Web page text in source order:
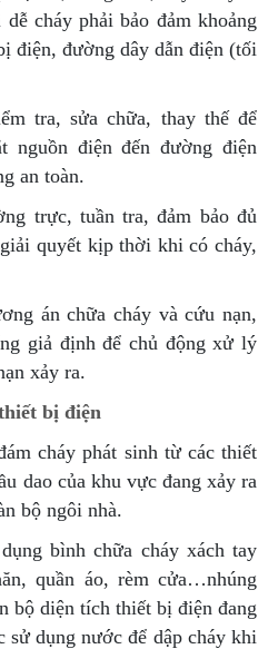
cháy phải bảo đảm khoảng
điện, đường dây dẫn điện (tối
tra, sửa chữa, thay thế để
nguồn điện đến đường điện
an toàn.
trực, tuần tra, đảm bảo đủ
quyết kịp thời khi có cháy,
án chữa cháy và cứu nạn,
giả định để chủ động xử lý
xảy ra.
bị điện
cháy phát sinh từ các thiết
dao của khu vực đang xảy ra
bộ ngôi nhà.
bình chữa cháy xách tay
quần áo, rèm cửa…nhúng
bộ diện tích thiết bị điện đang
sử dụng nước để dập cháy khi